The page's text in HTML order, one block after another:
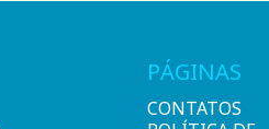
PÁGINAS
CONTATOS